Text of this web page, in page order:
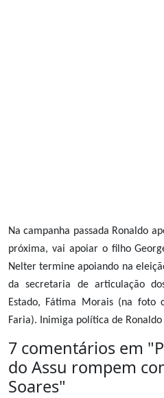
Na campanha passada Ronaldo
próxima, vai apoiar o filho
Nelter termine apoiando na
da secretaria de articulação
Estado, Fátima Morais (na foto
Faria). Inimiga política de Ronaldo
7 comentários em "
do Assu rompem
Soares"